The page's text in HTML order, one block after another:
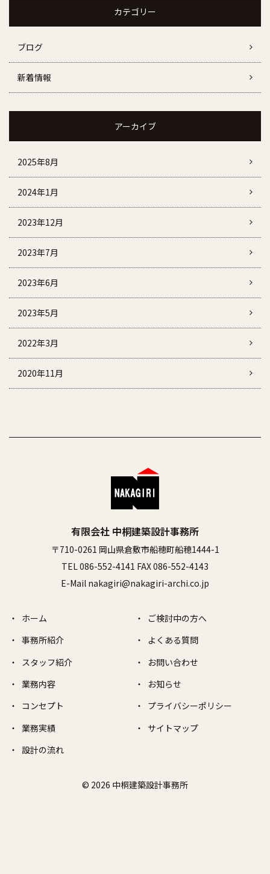
カテゴリー
ブログ
新着情報
アーカイブ
2025年8月
2024年1月
2023年12月
2023年7月
2023年6月
2023年5月
2022年3月
2020年11月
有限会社 中桐建築設計事務所
〒710-0261 岡山県倉敷市船穂町船穂1444-1
TEL 086-552-4141 FAX 086-552-4143
E-Mail nakagiri@nakagiri-archi.co.jp
ホーム
事務所紹介
スタッフ紹介
業務内容
コンセプト
業務実績
設計の流れ
ご検討中の方へ
よくある質問
お問い合わせ
お知らせ
プライバシーポリシー
サイトマップ
© 2026 中桐建築設計事務所